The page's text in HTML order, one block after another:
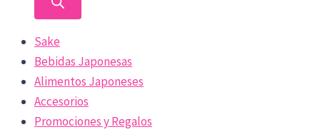
Sake
Bebidas Japonesas
Alimentos Japoneses
Accesorios
Promociones y Regalos